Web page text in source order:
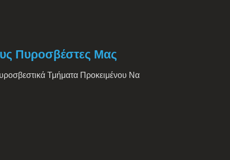
Πυροσβέστες Μας
Τμήματα Προκειμένου Να